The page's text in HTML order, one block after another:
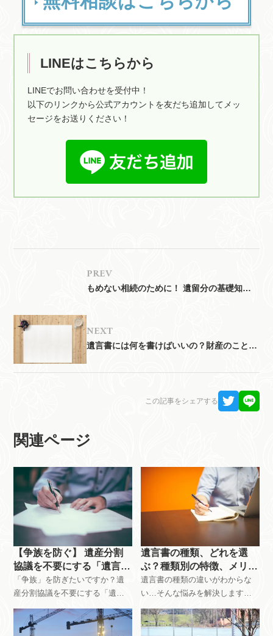
LINEはこちらから
LINEでお問い合わせを受付中！
以下のリンクから公式アカウントを友だち追加してメッ
セージをお送りください！
もめない相続のために！ 遺留分の基礎知識
遺言書には何を書けばいいの？財産のこと、
この記事をシェアする
関連ページ
【争族を防ぐ】 遺産分割
協議を不要にする「遺言
書」の基礎知識
「争族」を防ぎたいですか？遺
産分割協議を不要にする「遺言
遺言書の種類、メリット・デメ
リット、作成方法などを分かり
遺言書の種類、どれを選
ぶ？種類別の特徴、メリッ
ト・デメリットを比較
遺言書の種類の違いがわからな
い…そんな悩みを解決します！
秘密証書遺言の特徴、メリッ
ト・デメリットをわかりやすく